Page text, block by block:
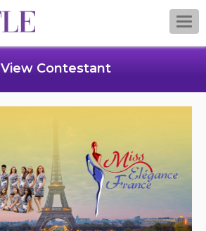
View Contestant